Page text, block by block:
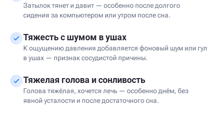
Затылок тянет и давит — особенно после долгого
сидения за компьютером или утром после сна.
Тяжесть с шумом в ушах
К ощущению давления добавляется фоновый шум или гул
в ушах — признак сосудистой причины.
Тяжелая голова и сонливость
Голова тяжёлая, хочется лечь — особенно днём, без
явной усталости и после достаточного сна.